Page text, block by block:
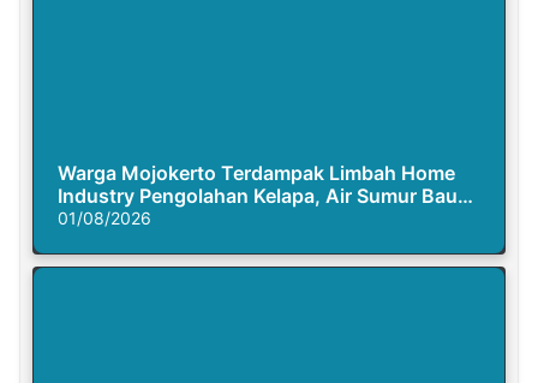
Warga Mojokerto Terdampak Limbah Home
Industry Pengolahan Kelapa, Air Sumur Bau
Busuk
01/08/2026